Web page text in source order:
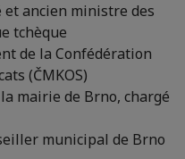
et ancien ministre des
tchèque
de la Confédération
(ČMKOS)
mairie de Brno, chargé
municipal de Brno